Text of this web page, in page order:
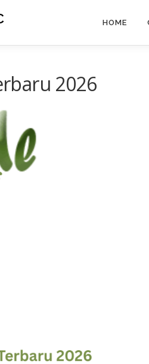
HOME
2026